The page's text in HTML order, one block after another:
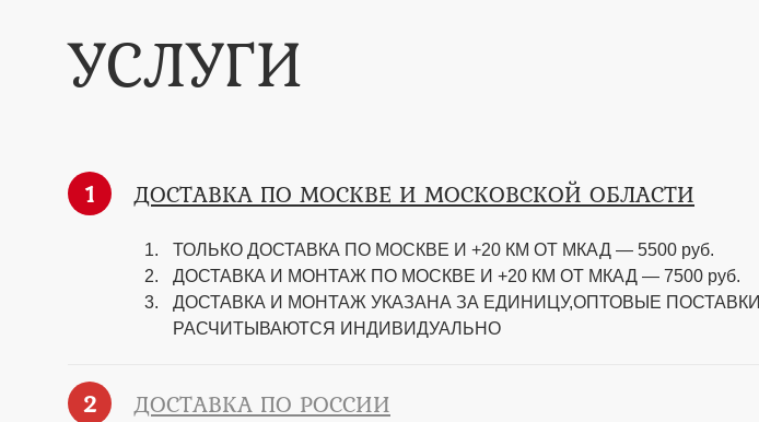
УСЛУГИ
1 ДОСТАВКА ПО МОСКВЕ И МОСКОВСКОЙ ОБЛАСТИ
ТОЛЬКО ДОСТАВКА ПО МОСКВЕ И +20 КМ ОТ МКАД — 5500 руб.
ДОСТАВКА И МОНТАЖ ПО МОСКВЕ И +20 КМ ОТ МКАД — 7500 руб.
ДОСТАВКА И МОНТАЖ УКАЗАНА ЗА ЕДИНИЦУ,ОПТОВЫЕ ПОСТАВКИ
РАСЧИТЫВАЮТСЯ ИНДИВИДУАЛЬНО
2 ДОСТАВКА ПО РОССИИ